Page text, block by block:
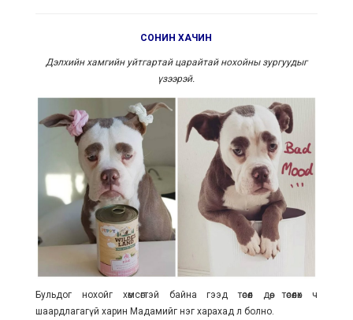
СОНИН ХАЧИН
Дэлхийн хамгийн уйтгартай царайтай нохойны зургуудыг
үзээрэй.
Бульдог нохойг хөмсөгтэй байна гээд төсөөл дөө, төсөөлөх ч
шаардлагагүй харин Мадамийг нэг харахад л болно.